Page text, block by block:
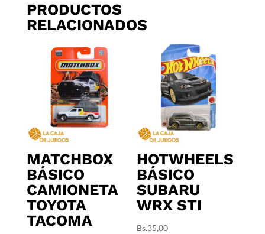
PRODUCTOS
RELACIONADOS
MATCHBOX
BÁSICO
CAMIONETA
TOYOTA
TACOMA
HOTWHEELS
BÁSICO
SUBARU
WRX STI
Bs.35,00